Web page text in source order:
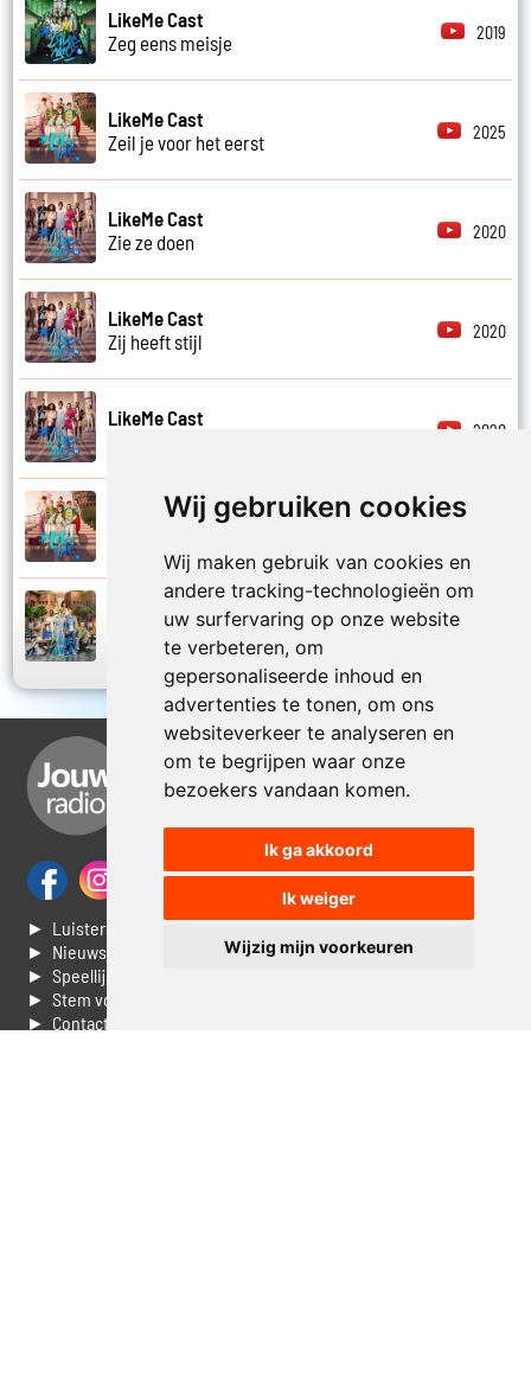
Wij gebruiken cookies
Wij maken gebruik van cookies en
andere tracking-technologieën om
uw surfervaring op onze website
te verbeteren, om
gepersonaliseerde inhoud en
advertenties te tonen, om ons
websiteverkeer te analyseren en
om te begrijpen waar onze
bezoekers vandaan komen.
Ik ga akkoord
Ik weiger
Wijzig mijn voorkeuren
LikeMe Cast
Zeg eens meisje
2019
LikeMe Cast
Zeil je voor het eerst
2025
LikeMe Cast
Zie ze doen
2020
LikeMe Cast
Zij heeft stijl
2020
LikeMe Cast
2020
LikeMe Cast
LikeMe Cast
Zondag
► Luisteren naar Jouwradio
► Nieuws
► Speellijst
► Stem voor de Dag top 3
► Contacteer ons